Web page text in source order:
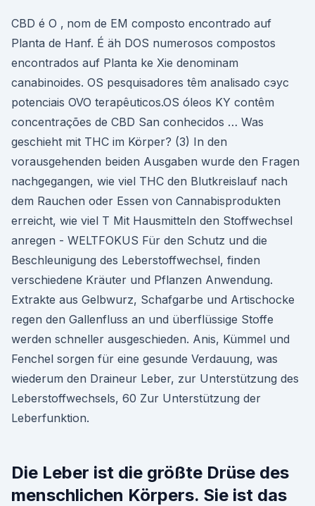
CBD é O ‚ nom de EM composto encontrado auf
Planta de Hanf. É äh DOS numerosos compostos
encontrados auf Planta ke Xie denominam
canabinoides. OS pesquisadores têm analisado сэус
potenciais OVO terapêuticos.OS óleos KY contêm
concentrações de CBD San conhecidos … Was
geschieht mit THC im Körper? (3) In den
vorausgehenden beiden Ausgaben wurde den Fragen
nachgegangen, wie viel THC den Blutkreislauf nach
dem Rauchen oder Essen von Cannabisprodukten
erreicht, wie viel T Mit Hausmitteln den Stoffwechsel
anregen - WELTFOKUS Für den Schutz und die
Beschleunigung des Leberstoffwechsel, finden
verschiedene Kräuter und Pflanzen Anwendung.
Extrakte aus Gelbwurz, Schafgarbe und Artischocke
regen den Gallenfluss an und überflüssige Stoffe
werden schneller ausgeschieden. Anis, Kümmel und
Fenchel sorgen für eine gesunde Verdauung, was
wiederum den Draineur Leber, zur Unterstützung des
Leberstoffwechsels, 60 Zur Unterstützung der
Leberfunktion.
Die Leber ist die größte Drüse des
menschlichen Körpers. Sie ist das